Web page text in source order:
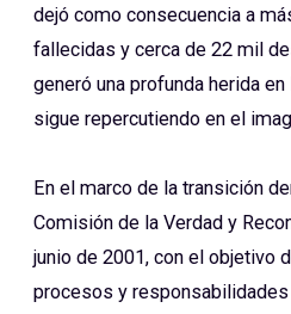
dejó como consecuencia a
fallecidas y cerca de 22 mil
generó una profunda herida
sigue repercutiendo en el
En el marco de la transición
Comisión de la Verdad y
junio de 2001, con el objetivo
procesos y